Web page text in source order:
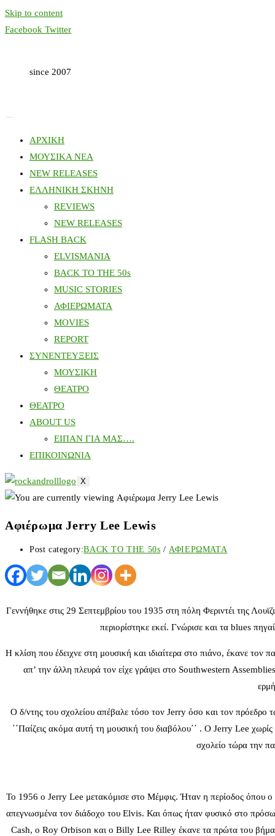
Skip to content
Facebook Twitter
since 2007
ΑΡΧΙΚΗ
ΜΟΥΣΙΚΑ ΝΕΑ
NEW RELEASES
ΕΛΛΗΝΙΚΗ ΣΚΗΝΗ
REVIEWS
NEW RELEASES
FLASH BACK
ELVISMANIA
BACK TO THE 50s
MUSIC STORIES
ΑΦΙΕΡΩΜΑΤΑ
MOVIES
REPORT
ΣΥΝΕΝΤΕΥΞΕΙΣ
ΜΟΥΣΙΚΗ
ΘΕΑΤΡΟ
ΘΕΑΤΡΟ
ABOUT US
ΕΙΠΑΝ ΓΙΑ ΜΑΣ….
ΕΠΙΚΟΙΝΩΝΙΑ
X
Αφιέρωμα Jerry Lee Lewis
Post category:BACK TO THE 50s / ΑΦΙΕΡΩΜΑΤΑ
Γεννήθηκε στις 29 Σεπτεμβρίου του 1935 στη πόλη Φεριντέι της
περιορίστηκε εκεί. Γνώρισε και τα blues
Η κλίση που έδειχνε στη μουσική και ιδιαίτερα στο πιάνο, έκανε τον
απ’ την άλλη πλευρά τον είχε γράψει στο Southwestern
Ο δ/ντης του σχολείου απέβαλε τόσο τον Jerry όσο και τον
΄΄Παίζεις ακόμα αυτή τη μουσική του διαβόλου΄΄ . Ο Jerry Lee
σχολείο τώρα την
Το 1956 ο Jerry Lee μετακόμισε στο Μέμφις. Ήταν η περίοδος όπου ο
απεγνωσμένα τον διάδοχο του Elvis. Και όπως ήταν φυσικό στο
Cash, o Roy Orbison και ο Billy Lee Rilley έκανε τα πρώτα του